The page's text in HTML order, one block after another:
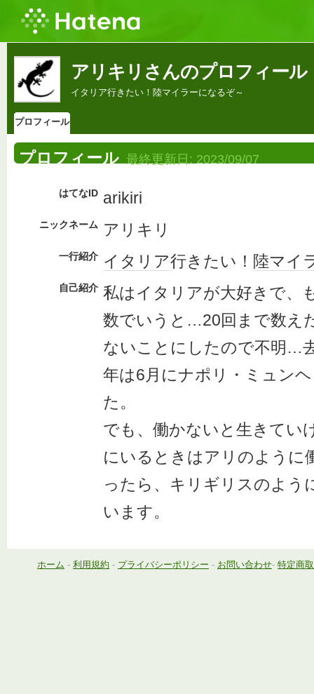
アリキリさんのプロフィール
イタリア行きたい！陸マイラーになるぞ～
プロフィール
プロフィール 最終更新日: 2023/09/07
はてなID arikiri
ニックネーム アリキリ
一行紹介 イタリア行きたい！ 陸マイ
自己紹介 私はイタリアが大好きで、
数でいうと…20回まで数え
ないことにしたので不明…
年は6月にナポリ・ミュン
た。
でも、働かないと生きてい
にいるときはアリのように
ったら、キリギリスのよう
います。
ホーム - 利用規約 - プライバシーポリシー - お問い合わせ- 特定商